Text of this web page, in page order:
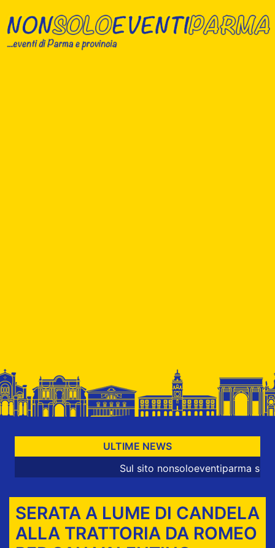
ULTIME NEWS
Sul sito nonsoloeventiparma sono
SERATA A LUME DI CANDELA
ALLA TRATTORIA DA ROMEO